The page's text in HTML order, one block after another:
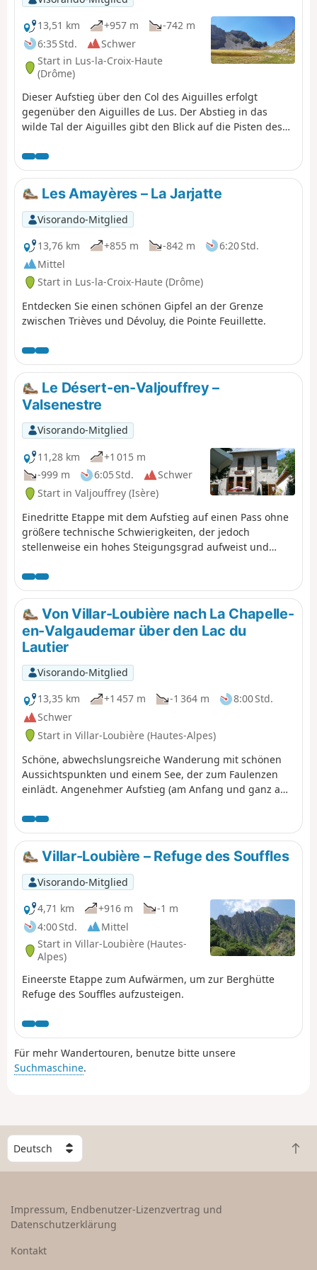
13,51 km
+957 m
-742 m
6:35 Std.
Schwer
Start in Lus-la-Croix-Haute
(Drôme)
Dieser Aufstieg über den Col des Aiguilles erfolgt
gegenüber den Aiguilles de Lus. Der Abstieg in das
wilde Tal der Aiguilles gibt den Blick auf die Pisten des
Les Amayères – La Jarjatte
Visorando-Mitglied
13,76 km
+855 m -842 m
6:20 Std.
Mittel
Start in Lus-la-Croix-Haute (Drôme)
Entdecken Sie einen schönen Gipfel an der Grenze
zwischen Trièves und Dévoluy, die Pointe Feuillette.
Le Désert-en-Valjouffrey –
Valsenestre
Visorando-Mitglied
11,28 km
+1 015 m
-999 m
6:05 Std.
Schwer
Start in Valjouffrey (Isère)
Einedritte Etappe mit dem Aufstieg auf einen Pass ohne
größere technische Schwierigkeiten, der jedoch
stellenweise ein hohes Steigungsgrad aufweist und
Passhöhe aus bietet sich ein herrlicher Blick auf den Col
de la Muzelle, die Roche de la Muzelle und den Pic du
Clapier du Peyron zu beiden Seiten, was auf eine schöne
Etappe für den nächsten Tag hoffen lässt. Bei dem
Abstieg durchqueren Sie ein Labyrinth aus großen,
ineinander verschlungenen Schieferplatten, die am Berg
festsitzen.
Von Villar-Loubière nach La Chapelle-
en-Valgaudemar über den Lac du
Lautier
Visorando-Mitglied
13,35 km
+1 457 m -1 364 m
8:00 Std.
Schwer
Start in Villar-Loubière (Hautes-Alpes)
Schöne, abwechslungsreiche Wanderung mit schönen
Aussichtspunkten und einem See, der zum Faulenzen
einlädt. Angenehmer Aufstieg (am Anfang und ganz am
der Hälfte der Strecke; ziemlich langer und
anstrengender Abstieg über Geröllfelder. Ein gut
gefüllter Tag. Nutzung des Shuttle-Busses oder zwei
Fahrzeuge einplanen.
Villar-Loubière – Refuge des Souffles
Visorando-Mitglied
4,71 km
+916 m
-1 m
4:00 Std.
Mittel
Start in Villar-Loubière (Hautes-
Alpes)
Eineerste Etappe zum Aufwärmen, um zur Berghütte
Refuge des Souffles aufzusteigen.
Für mehr Wandertouren, benutze bitte unsere
Suchmaschine.
W
ä
h
e
n
Z
u
Impressum, Endbenutzer-Lizenzvertrag und
Datenschutzerklärung
Kontakt